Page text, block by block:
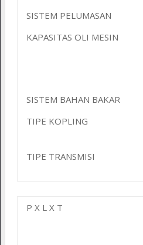
SISTEM PELUMASAN
KAPASITAS OLI MESIN
SISTEM BAHAN BAKAR
TIPE KOPLING
TIPE TRANSMISI
P X L X T